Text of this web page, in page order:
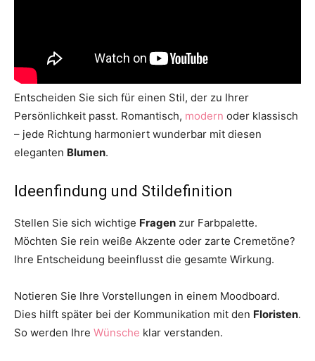
Entscheiden Sie sich für einen Stil, der zu Ihrer
Persönlichkeit passt. Romantisch, modern oder klassisch
– jede Richtung harmoniert wunderbar mit diesen
eleganten Blumen.
Ideenfindung und Stildefinition
Stellen Sie sich wichtige Fragen zur Farbpalette.
Möchten Sie rein weiße Akzente oder zarte Cremetöne?
Ihre Entscheidung beeinflusst die gesamte Wirkung.
Notieren Sie Ihre Vorstellungen in einem Moodboard.
Dies hilft später bei der Kommunikation mit den Floristen.
So werden Ihre Wünsche klar verstanden.